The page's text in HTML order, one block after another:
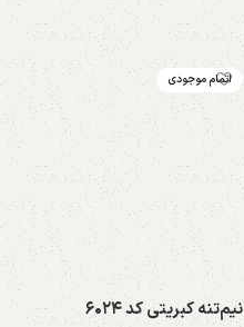
اتمام موجودی
نیم‌تنه کبریتی کد ۶۰۲۴